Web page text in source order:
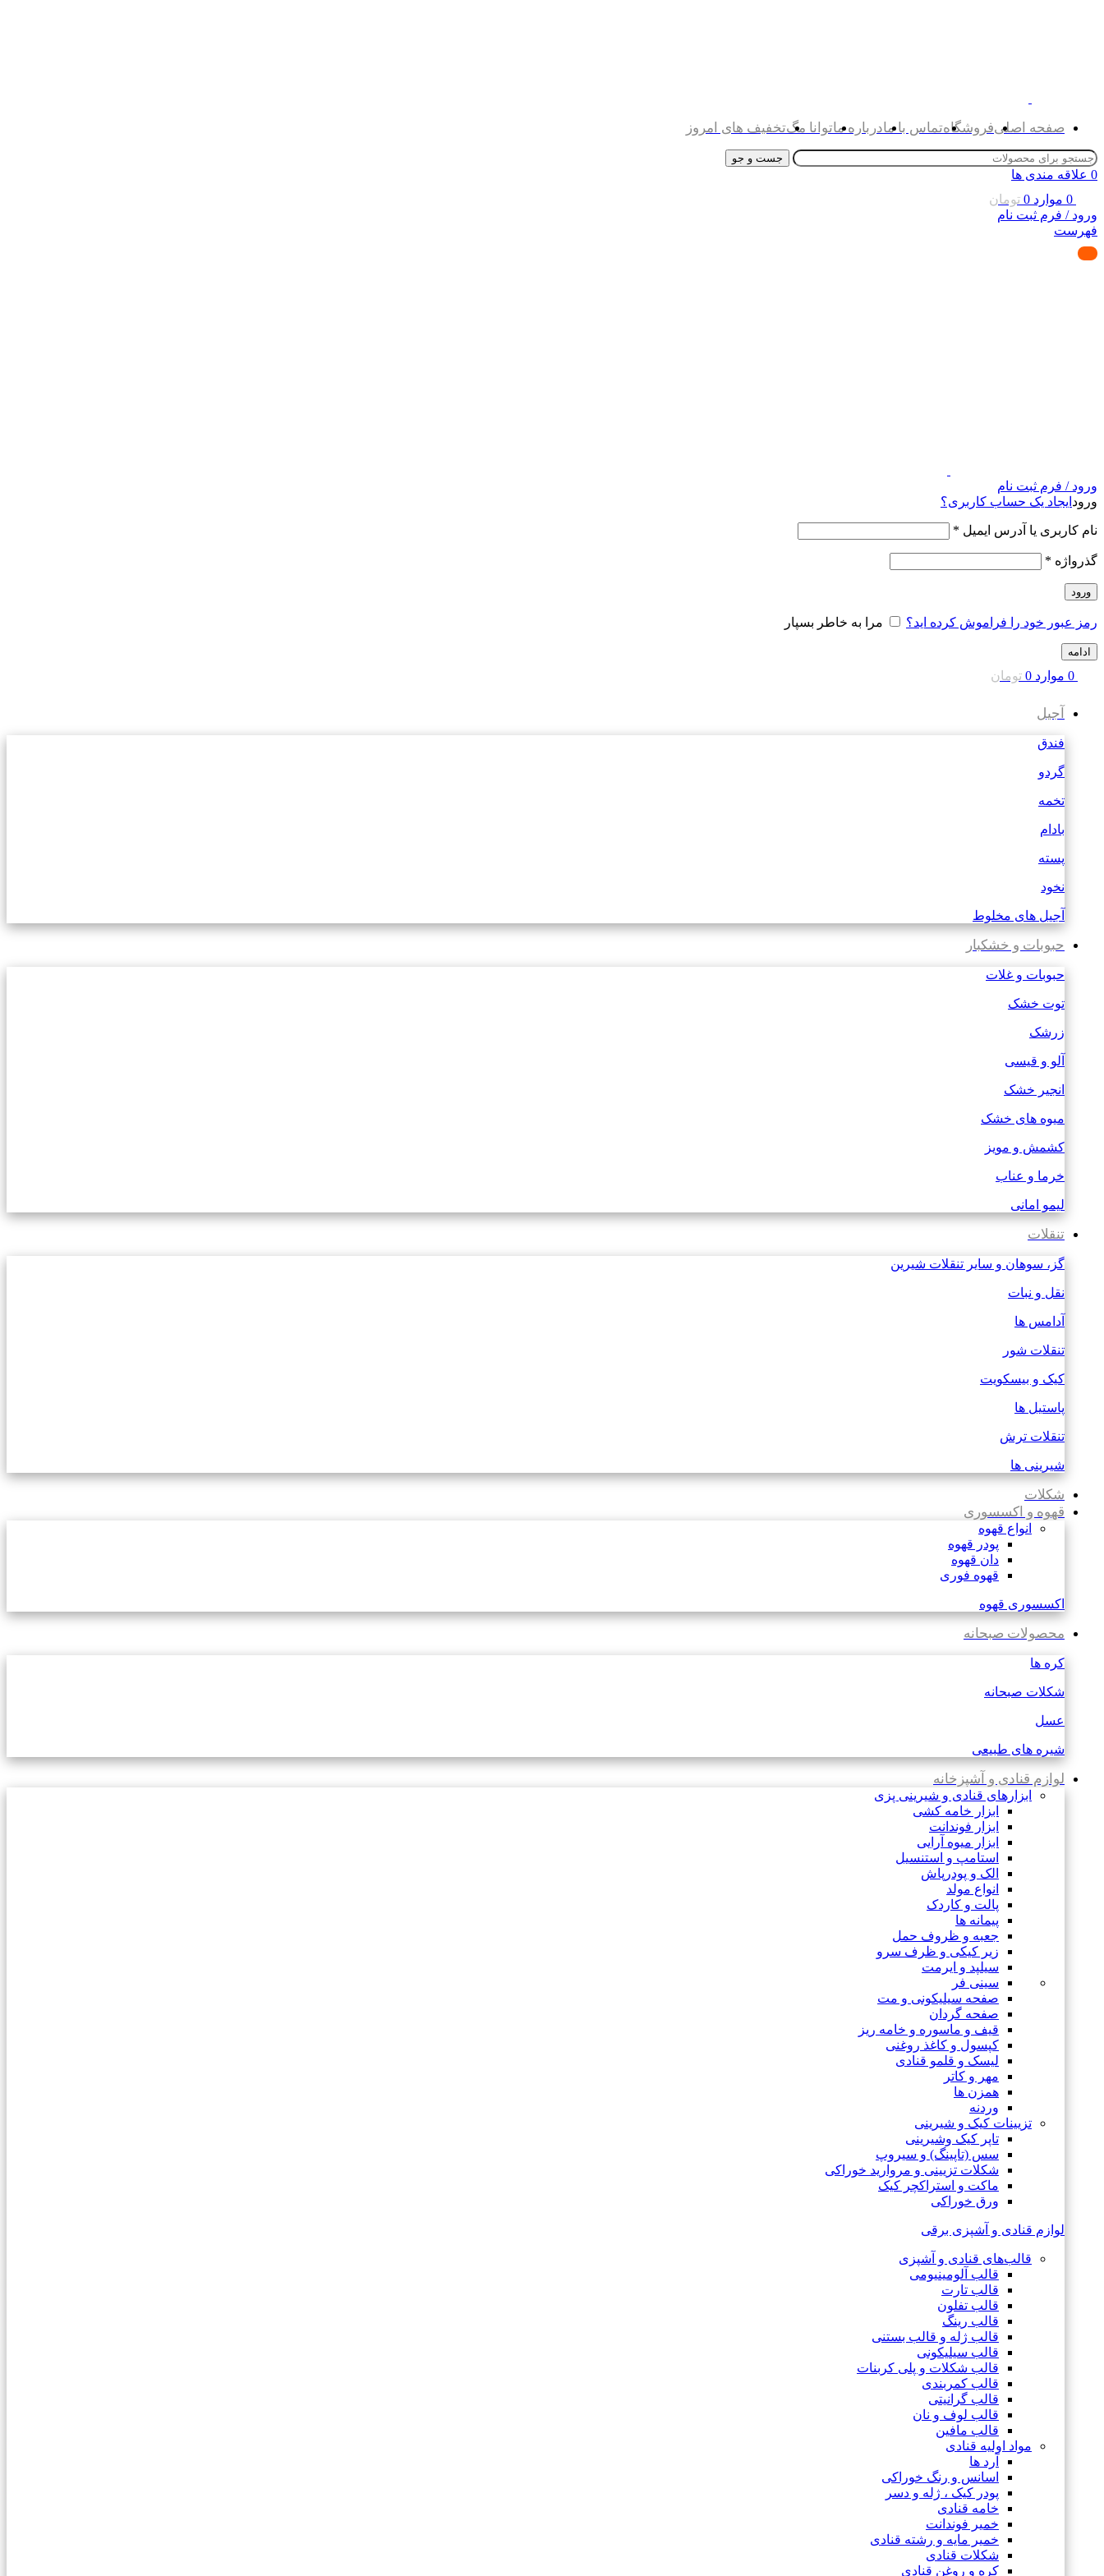
صفحه اصلیفروشگاهتماس با مادرباره ماتوانا مگتخفیف های امروز
جست و جو
0 علاقه مندی ها
0 موارد 0 تومان
ورود / فرم ثبت نام
فهرست
ورود / فرم ثبت نام
ورود ایجاد یک حساب کاربری؟
نام کاربری یا آدرس ایمیل *
گذرواژه *
ورود
رمز عبور خود را فراموش کرده اید؟ مرا به خاطر بسپار
ادامه
0 موارد 0 تومان
آجیل
فندق
گردو
تخمه
بادام
پسته
نخود
آجیل های مخلوط
حبوبات و خشکبار
حبوبات و غلات
توت خشک
زرشک
آلو و قیسی
انجیر خشک
میوه های خشک
کشمش و مویز
خرما و عناب
لیمو امانی
تنقلات
گز، سوهان و سایر تنقلات شیرین
نقل و نبات
آدامس ها
تنقلات شور
کیک و بیسکویت
پاستیل ها
تنقلات ترش
شیرینی ها
شکلات
قهوه و اکسسوری
انواع قهوه
پودر قهوه
دان قهوه
قهوه فوری
اکسسوری قهوه
محصولات صبحانه
کره ها
شکلات صبحانه
عسل
شیره های طبیعی
لوازم قنادی و آشپزخانه
ابزارهای قنادی و شیرینی پزی
ابزار خامه کشی
ابزار فوندانت
ابزار میوه آرایی
استامپ و استنسیل
الک و پودرپاش
انواع مولد
پالت و کاردک
پیمانه ها
جعبه و ظروف حمل
زیر کیکی و ظرف سرو
سیلپد و ایرمت
سینی فر
صفحه سیلیکونی و مت
صفحه گردان
قیف و ماسوره و خامه ریز
کپسول و کاغذ روغنی
لیسک و قلمو قنادی
مهر و کاتر
همزن ها
وردنه
تزیینات کیک و شیرینی
تاپر کیک وشیرینی
سس (تاپینگ) و سیروپ
شکلات تزیینی و مروارید خوراکی
ماکت و استراکچر کیک
ورق خوراکی
لوازم قنادی و آشپزی برقی
قالب‌های قنادی و آشپزی
قالب آلومینیومی
قالب تارت
قالب تفلون
قالب رینگ
قالب ژله و قالب بستنی
قالب سیلیکونی
قالب شکلات و پلی کربنات
قالب کمربندی
قالب گرانیتی
قالب لوف و نان
قالب مافین
مواد اولیه قنادی
آرد ها
اسانس و رنگ خوراکی
پودر کیک ، ژله و دسر
خامه قنادی
خمیر فوندانت
خمیر مایه و رشته قنادی
شکلات قنادی
کره و روغن قنادی